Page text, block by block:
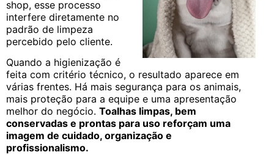
shop, esse processo
interfere diretamente no
padrão de limpeza
percebido pelo cliente.
Quando a higienização é
feita com critério técnico, o resultado aparece em
várias frentes. Há mais segurança para os animais,
mais proteção para a equipe e uma apresentação
melhor do negócio. Toalhas limpas, bem
conservadas e prontas para uso reforçam uma
imagem de cuidado, organização e
profissionalismo.